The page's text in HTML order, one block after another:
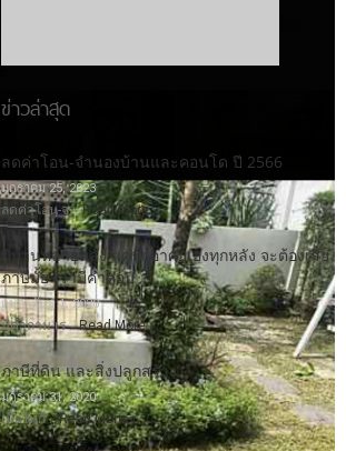
ข่าวล่าสุด
ลดค่าโอน-จำนองบ้านและคอนโด ปี 2566
มกราคม 25, 2023
ลดค่าโอน-จ …Read More »
มีบ้านหลายหลัง แค่พักอาศัยเองทุกหลัง จะต้องเสีย
ภาษีมั้ย เรามีคำตอบ
กุมภาพันธ์ 1, 2020
มีคำถาม เร …Read More »
ภาษีที่ดิน และสิ่งปลูกสร้าง
มกราคม 31, 2020
เมื่อไม่กี …Read More »